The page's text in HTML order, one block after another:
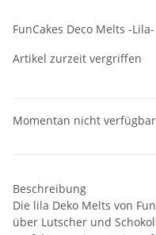
FunCakes Deco Melts -
Artikel zurzeit vergriffen
Momentan nicht verfügbar
Beschreibung
Die lila Deko Melts von
über Lutscher und